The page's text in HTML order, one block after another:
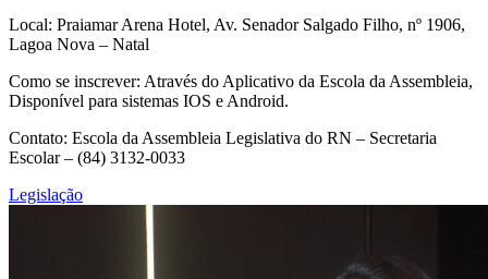
Local: Praiamar Arena Hotel, Av. Senador Salgado Filho, nº 1906,
Lagoa Nova – Natal
Como se inscrever: Através do Aplicativo da Escola da Assembleia,
Disponível para sistemas IOS e Android.
Contato: Escola da Assembleia Legislativa do RN – Secretaria
Escolar – (84) 3132-0033
Legislação